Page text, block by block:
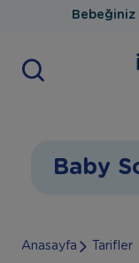
Bebeğiniz
Baby
Anasayfa Tarifler